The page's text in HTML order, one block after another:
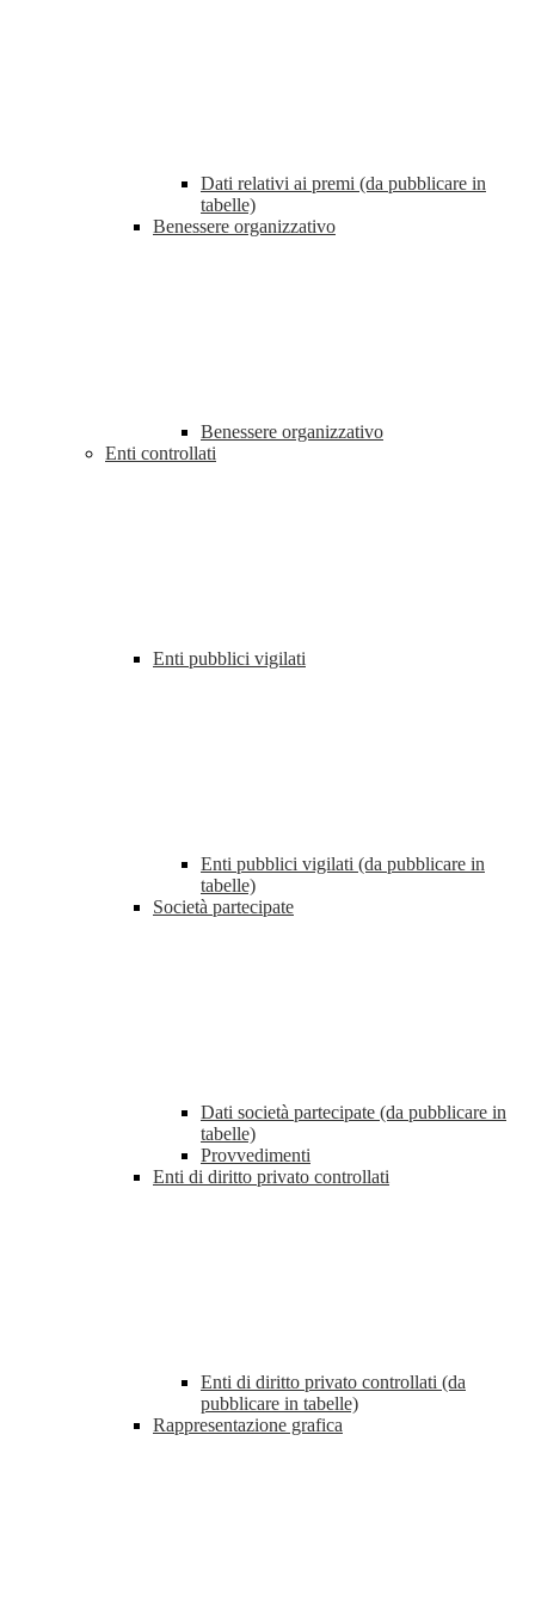
Dati relativi ai premi (da pubblicare in
tabelle)
Benessere organizzativo
Benessere organizzativo
Enti controllati
Enti pubblici vigilati
Enti pubblici vigilati (da pubblicare in
tabelle)
Società partecipate
Dati società partecipate (da pubblicare in
tabelle)
Provvedimenti
Enti di diritto privato controllati
Enti di diritto privato controllati (da
pubblicare in tabelle)
Rappresentazione grafica